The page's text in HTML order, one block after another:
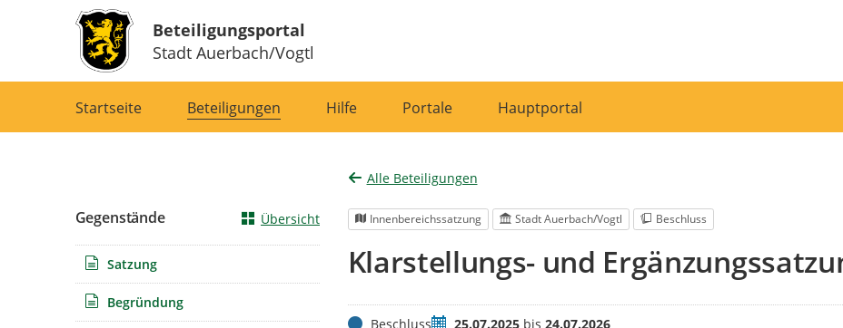
Beteiligungsportal
Stadt Auerbach/Vogtl
Startseite Beteiligungen Hilfe Portale Hauptportal
Alle Beteiligungen
Innenbereichssatzung Stadt Auerbach/Vogtl Beschluss
Klarstellungs- und
StatusBeschlussZeitraum
25.07.2025bis 24.07.2026
Gegenstände Übersicht
Satzung
Begründung